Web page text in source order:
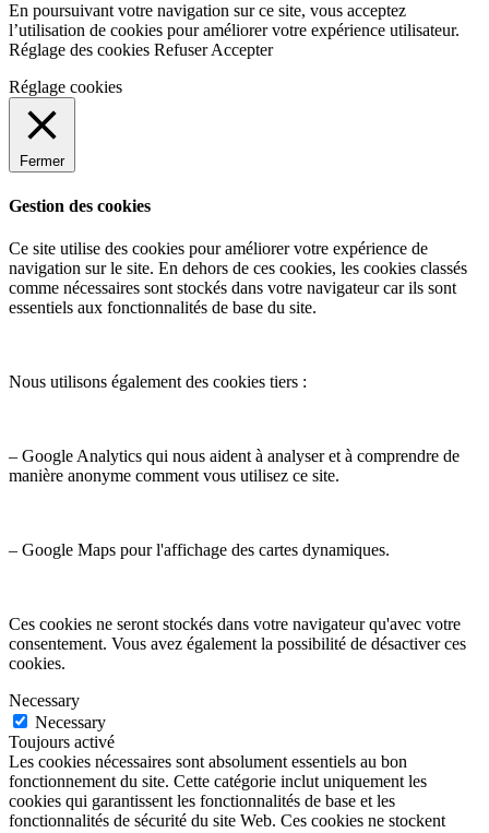
En poursuivant votre navigation sur ce site, vous acceptez
l’utilisation de cookies pour améliorer votre expérience utilisateur.
Réglage des cookies Refuser Accepter
Réglage cookies
Fermer
Gestion des cookies
Ce site utilise des cookies pour améliorer votre expérience de
navigation sur le site. En dehors de ces cookies, les cookies classés
comme nécessaires sont stockés dans votre navigateur car ils sont
essentiels aux fonctionnalités de base du site.
Nous utilisons également des cookies tiers :
– Google Analytics qui nous aident à analyser et à comprendre de
manière anonyme comment vous utilisez ce site.
– Google Maps pour l'affichage des cartes dynamiques.
Ces cookies ne seront stockés dans votre navigateur qu'avec votre
consentement. Vous avez également la possibilité de désactiver ces
cookies.
Necessary
Necessary
Toujours activé
Les cookies nécessaires sont absolument essentiels au bon
fonctionnement du site. Cette catégorie inclut uniquement les
cookies qui garantissent les fonctionnalités de base et les
fonctionnalités de sécurité du site Web. Ces cookies ne stockent